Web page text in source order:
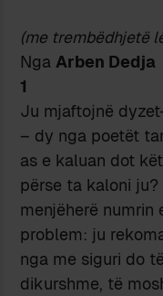
(me trembëdhjetë
NgaArben Dedja
1
Ju mjaftojnë
– dy nga poetët
as e kaluan dot
përse ta kaloni
menjëherë
problem: ju
nga me siguri do
dikurshme, të